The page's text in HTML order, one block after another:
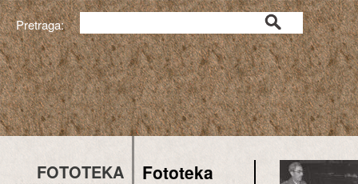
Pretraga:
FOTOTEKA Fototeka